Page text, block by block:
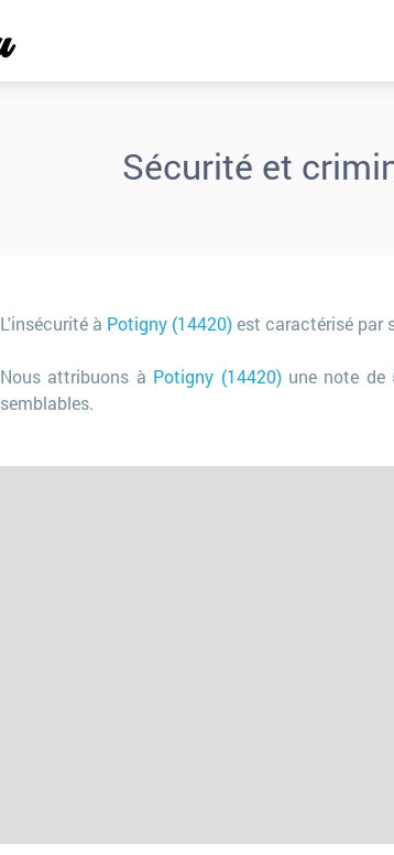
Sécurité et
L'insécurité à Potigny (14420)est caractérisé par
Nous attribuons à Potigny (14420)une note de
semblables.